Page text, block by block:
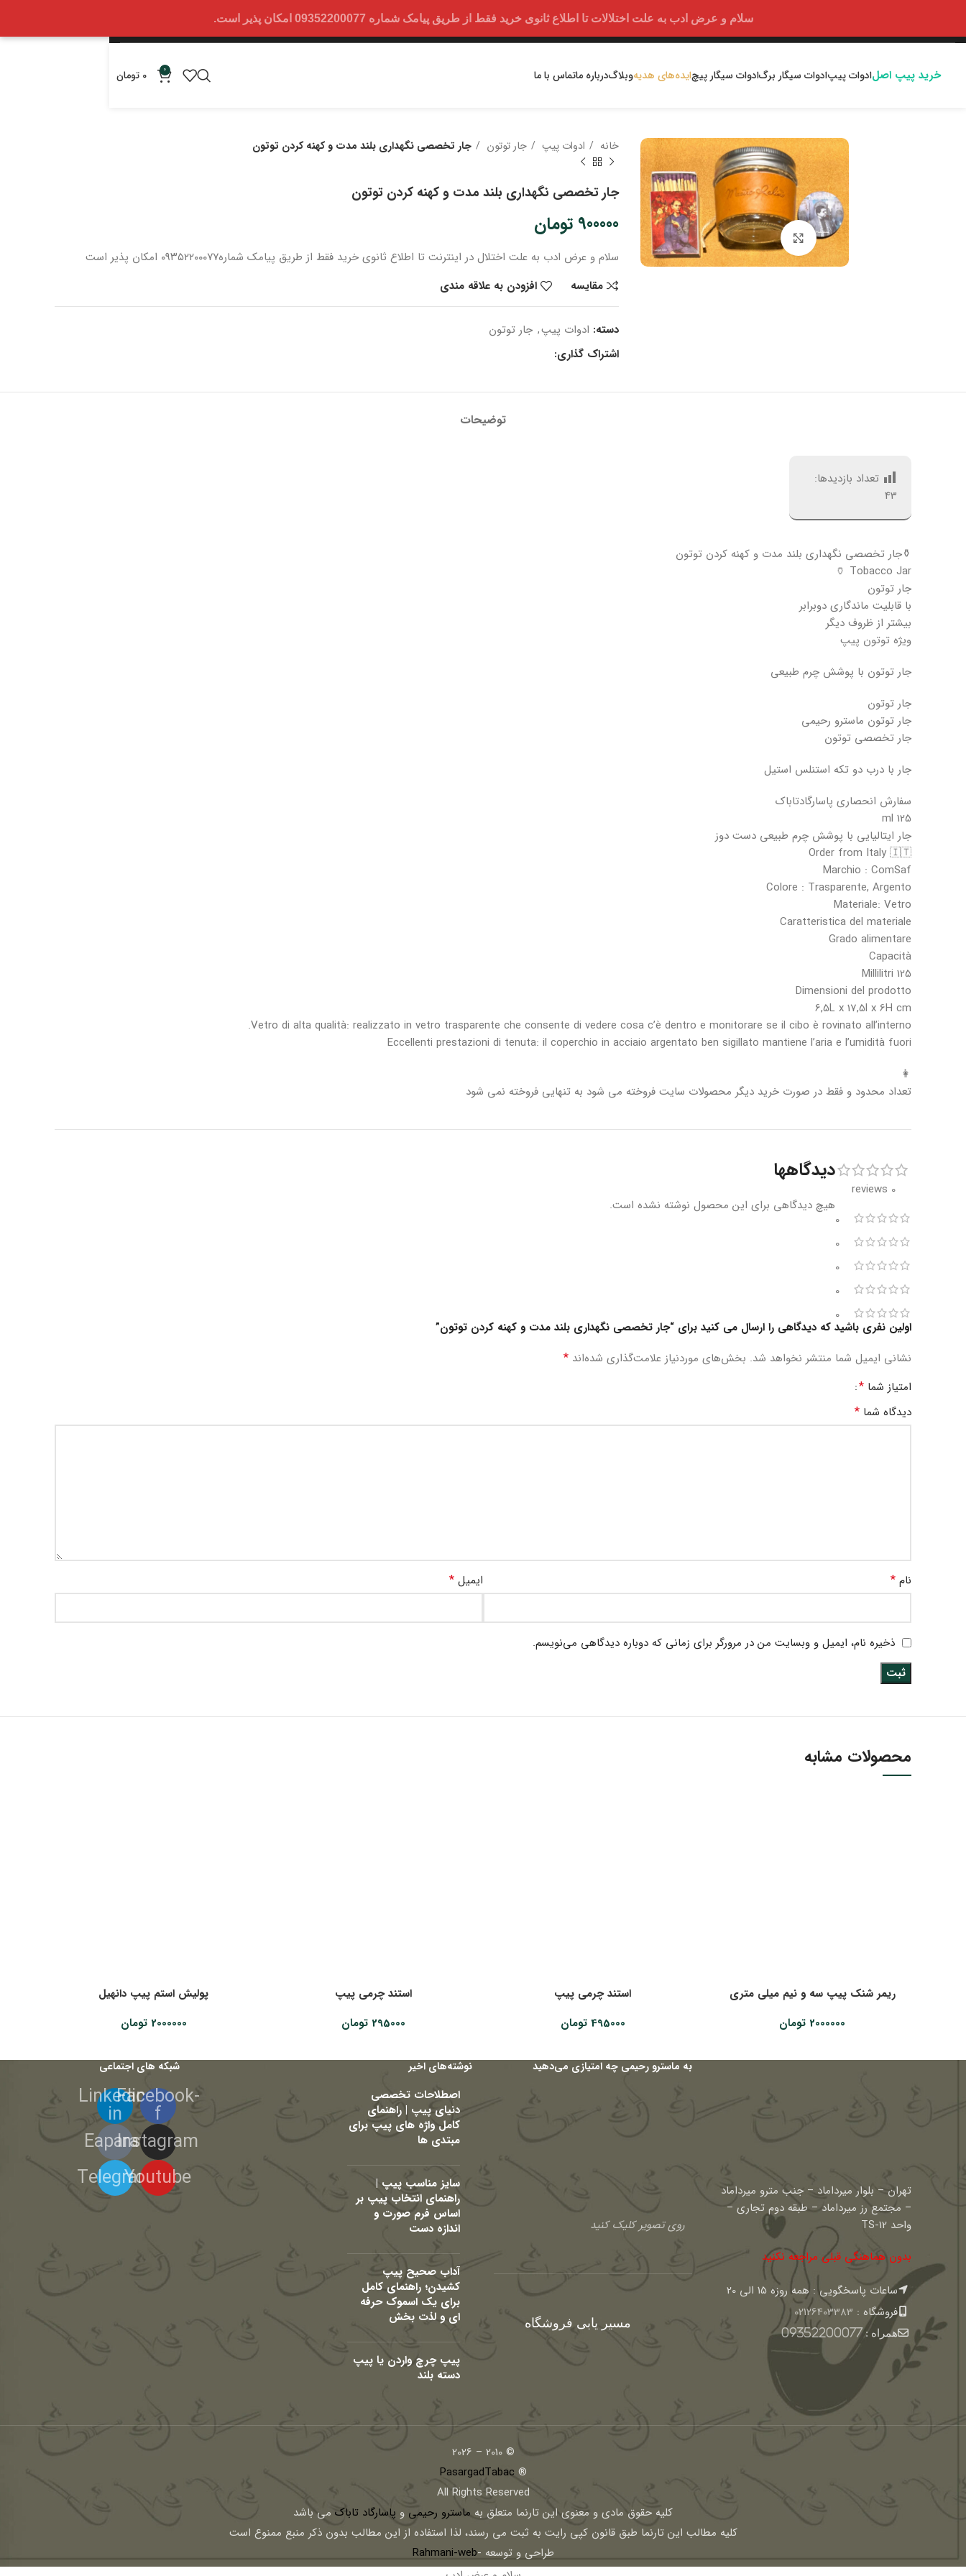
سلام و عرض ادب به علت اختلالات تا اطلاع ثانوی خرید فقط از طریق پیامک شماره 09352200077 امکان پذیر است.
خرید پیپ اصلادوات پیپادوات سیگار برگادوات سیگار پیچایده‌های هدیهوبلاگدرباره ماتماس با ما 0
0 تومان
بزرگنمایی تصویر
خانه ادوات پیپ جار توتون جار تخصصی نگهداری بلند مدت و کهنه کردن توتون
جار تخصصی نگهداری بلند مدت و کهنه کردن توتون
900000 تومان
سلام و عرض ادب به علت اختلال در اینترنتتا اطلاع ثانویخریدفقط از طریق پیامک شماره۰۹۳۵۲۲۰۰۰۷۷ امکان پذیر است
مقایسه
افزودن به علاقه مندی
دسته: ادوات پیپ, جار توتون
اشتراک گذاری:
توضیحات
تعداد بازدیدها:
43
⚱️جار تخصصی نگهداری بلند مدت و کهنه کردن توتون
Tobacco Jar 🏺
جار توتون
با قابلیت ماندگاری دوبرابر
بیشتر از ظروف دیگر
ويژه توتون پیپ
جار توتون با پوشش چرم طبيعي
جار توتون
جار توتون ماسترو رحیمی
جار تخصصی توتون
جار با درب دو تکه استنلس استیل
سفارش انحصاری پاسارگادتاباک
125 ml
جار ایتالیایی با پوشش چرم طبیعی دست دوز
Order from Italy 🇮🇹
Marchio : ComSaf
Colore : Trasparente, Argento
Materiale: Vetro
Caratteristica del materiale
Grado alimentare
Capacità
125 Millilitri
Dimensioni del prodotto
6,5L x 17,5l x 6H cm
Vetro di alta qualità: realizzato in vetro trasparente che consente di vedere cosa c’è dentro e monitorare se il cibo è rovinato all’interno.
Eccellenti prestazioni di tenuta: il coperchio in acciaio argentato ben sigillato mantiene l’aria e l’umidità fuori
👩
تعداد محدود و فقط در صورت خرید دیگر محصولات سایت فروخته می شود به تنهایی فروخته نمی شود
0 reviews
0
0
0
0
0
دیدگاهها
هیچ دیدگاهی برای این محصول نوشته نشده است.
اولین نفری باشید که دیدگاهی را ارسال می کنید برای “جار تخصصی نگهداری بلند مدت و کهنه کردن توتون”
نشانی ایمیل شما منتشر نخواهد شد. بخش‌های موردنیاز علامت‌گذاری شده‌اند *
امتیاز شما *
دیدگاه شما *
نام * ایمیل *
ذخیره نام، ایمیل و وبسایت من در مرورگر برای زمانی که دوباره دیدگاهی می‌نویسم.
محصولات مشابه
ریمر شنک پیپ سه و نیم میلی متری
2000000 تومان
استند چرمی پیپ
495000 تومان
استند چرمی پیپ
295000 تومان
پولیش استم پیپ دانهیل
2000000 تومان
تهران – بلوار میرداماد – جنب مترو میرداماد
– مجتمع رز میرداماد – طبقه دوم تجاری –
واحد TS-12
بدون هماهنگی قبلی مراجعه نکنید
ساعات پاسخگویی : همه روزه 15 الی 20
فروشگاه : 02126403383
همراه :09352200077
به ماسترو رحیمی چه امتیازی می‌دهید
روی تصویر کلیک کنید
مسیر یابی فروشگاه
نوشته‌های اخیر
اصطلاحات تخصصی
دنیای پیپ | راهنمای
کامل واژه های پیپ برای
مبتدی ها
سایز مناسب پیپ |
راهنمای انتخاب پیپ بر
اساس فرم صورت و
اندازه دست
آداب صحیح پیپ
کشیدن؛ راهنمای کامل
برای یک اسموک حرفه
ای و لذت بخش
پیپ چرچ واردن یا پیپ
دسته بلند
شبکه های اجتماعی
Facebook-
f
Linkedin-
in
Instagram
Eaparat
Youtube
Telegram
© 2010 – 2026
®
PasargadTabac
All Rights Reserved
كليه حقوق مادی و معنوی اين تارنما متعلق به ماسترو رحیمی و پاسارگاد تاباک می باشد
کلیه مطالب این تارنما طبق قانون کپی رایت به ثبت می رسند، لذا استفاده از این مطالب بدون ذکر منبع ممنوع است
طراحی و توسعه -Rahmani-web